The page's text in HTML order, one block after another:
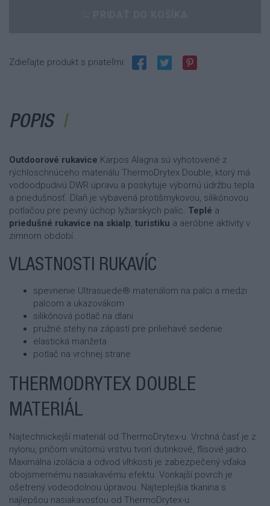
Zdieľajte produkt s priateľmi:
POPIS
Outdoorové rukavice Karpos Alagna sú vyhotovené z
rýchloschnúceho materiálu ThermoDrytex Double, ktorý má
vodoodpudivú DWR úpravu a poskytuje výbornú údržbu tepla
a priedušnosť. Dlaň je vybavená protišmykovou, silikónovou
potlačou pre pevný úchop lyžiarskych palíc. Teplé a
priedušné rukavice na skialp, turistiku a aeróbne aktivity v
zimnom období.
VLASTNOSTI RUKAVÍC
spevnenie Ultrasuede® materiálom na palci a medzi
palcom a ukazovákom
silikónová potlač na dlani
pružné stehy na zápästí pre priliehavé sedenie
elastická manžeta
potlač na vrchnej strane
THERMODRYTEX DOUBLE
MATERIÁL
Najtechnickejší materiál od ThermoDrytex-u. Vrchná časť je z
nylonu, pričom vnútornú vrstvu tvorí dutinkové, flísové jadro.
Maximálna izolácia a odvod vlhkosti je zabezpečený vďaka
obojsmernému nasiakavému efektu. Vonkajší povrch je
ošetrený vodeodolnou úpravou. Najteplejšia tkanina s
najlepšou nasiakavosťou od ThermoDrytex-u.